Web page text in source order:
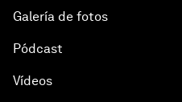
Galería de fotos
Pódcast
Vídeos